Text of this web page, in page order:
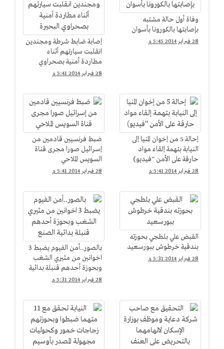
وفاة أول حالة مشتبه
بإصابتها بالكورونا بأسوان
28 فبراير 2014 5:45 م
إصابة ضابط شرطة ومجندين
انقلبت سيارتهم أثناء
مطاردة أمنية بصحراوي
البحيرة
28 فبراير 2014 5:41 م
إحالة 5 من إخوان المنيا إلى
النيابة بتهمة إلقاء مواد
حارقة على الأمن ''فيديو)
28 فبراير 2014 5:41 م
ضبط فرنسيين قادمين من
إسرائيل صورا مجرى قناة
السويس الملاحي
28 فبراير 2014 5:41 م
القبض علي بلطجي بحوزته
بندقية خرطوش ببورسعيد
28 فبراير 2014 5:31 م
بالصور..أمن الفيوم يضبط 3
اخوانين من مثيري الشغب
وبحوزة أحدهم قنبلة بدائية
الصنع
28 فبراير 2014 5:31 م